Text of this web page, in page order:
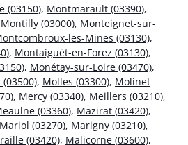
(03150), Montmarault (03390),
Montilly (03000), Monteignet-sur-
les-Mines (03130),
, Montaiguët-en-Forez (03130),
, Monétay-sur-Loire (03470),
, Molles (03300), Molinet
, Mercy (03340), Meillers (03210),
(03360), Mazirat (03420),
Mariol (03270), Marigny (03210),
(03420), Malicorne (03600),